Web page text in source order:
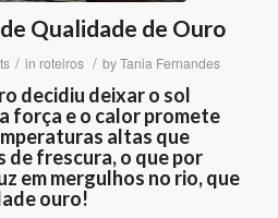
Qualidade de Ouro
/ in roteiros / byTania Fernandes
decidiu deixar o sol
força e o calor promete
altas que
de frescura, o que por
em mergulhos no rio, que
ouro!